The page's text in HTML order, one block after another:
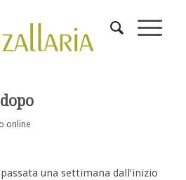
online
passata una settimana dall’inizio